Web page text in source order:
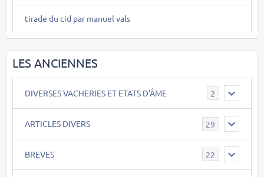
tirade du cid par manuel vals
LES ANCIENNES
DIVERSES VACHERIES ET ETATS D'ÂME 2
ARTICLES DIVERS 29
BREVES 22